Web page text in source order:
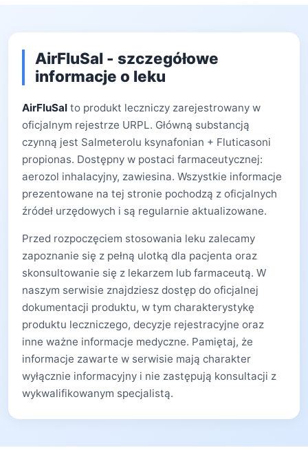
AirFluSal - szczegółowe
informacje o leku
AirFluSal to produkt leczniczy zarejestrowany w
oficjalnym rejestrze URPL. Główną substancją
czynną jest Salmeterolu ksynafonian + Fluticasoni
propionas. Dostępny w postaci farmaceutycznej:
aerozol inhalacyjny, zawiesina. Wszystkie informacje
prezentowane na tej stronie pochodzą z oficjalnych
źródeł urzędowych i są regularnie aktualizowane.
Przed rozpoczęciem stosowania leku zalecamy
zapoznanie się z pełną ulotką dla pacjenta oraz
skonsultowanie się z lekarzem lub farmaceutą. W
naszym serwisie znajdziesz dostęp do oficjalnej
dokumentacji produktu, w tym charakterystykę
produktu leczniczego, decyzje rejestracyjne oraz
inne ważne informacje medyczne. Pamiętaj, że
informacje zawarte w serwisie mają charakter
wyłącznie informacyjny i nie zastępują konsultacji z
wykwalifikowanym specjalistą.